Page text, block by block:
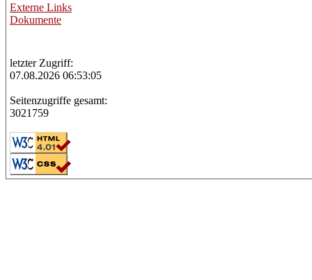
Externe Links
Dokumente
letzter Zugriff:
07.08.2026 06:53:05
Seitenzugriffe gesamt:
3021759